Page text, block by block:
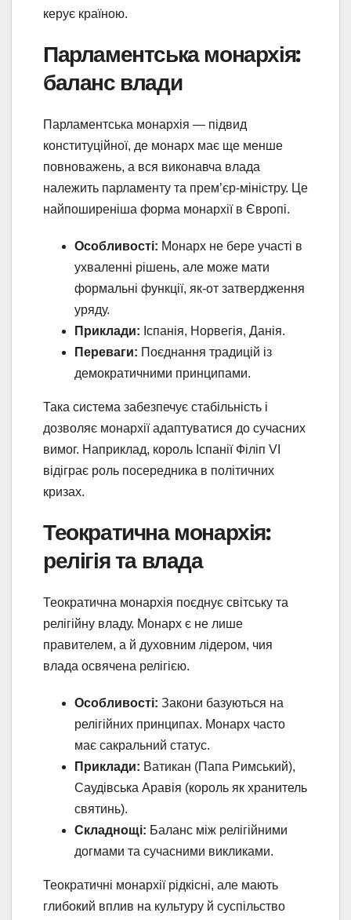
керує країною.
Парламентська монархія:
баланс влади
Парламентська монархія — підвид
конституційної, де монарх має ще менше
повноважень, а вся виконавча влада
належить парламенту та прем’єр-міністру. Це
найпоширеніша форма монархії в Європі.
Особливості: Монарх не бере участі в
ухваленні рішень, але може мати
формальні функції, як-от затвердження
уряду.
Приклади: Іспанія, Норвегія, Данія.
Переваги: Поєднання традицій із
демократичними принципами.
Така система забезпечує стабільність і
дозволяє монархії адаптуватися до сучасних
вимог. Наприклад, король Іспанії Філіп VI
відіграє роль посередника в політичних
кризах.
Теократична монархія:
релігія та влада
Теократична монархія поєднує світську та
релігійну владу. Монарх є не лише
правителем, а й духовним лідером, чия
влада освячена релігією.
Особливості: Закони базуються на
релігійних принципах. Монарх часто
має сакральний статус.
Приклади: Ватикан (Папа Римський),
Саудівська Аравія (король як хранитель
святинь).
Складнощі: Баланс між релігійними
догмами та сучасними викликами.
Теократичні монархії рідкісні, але мають
глибокий вплив на культуру й суспільство